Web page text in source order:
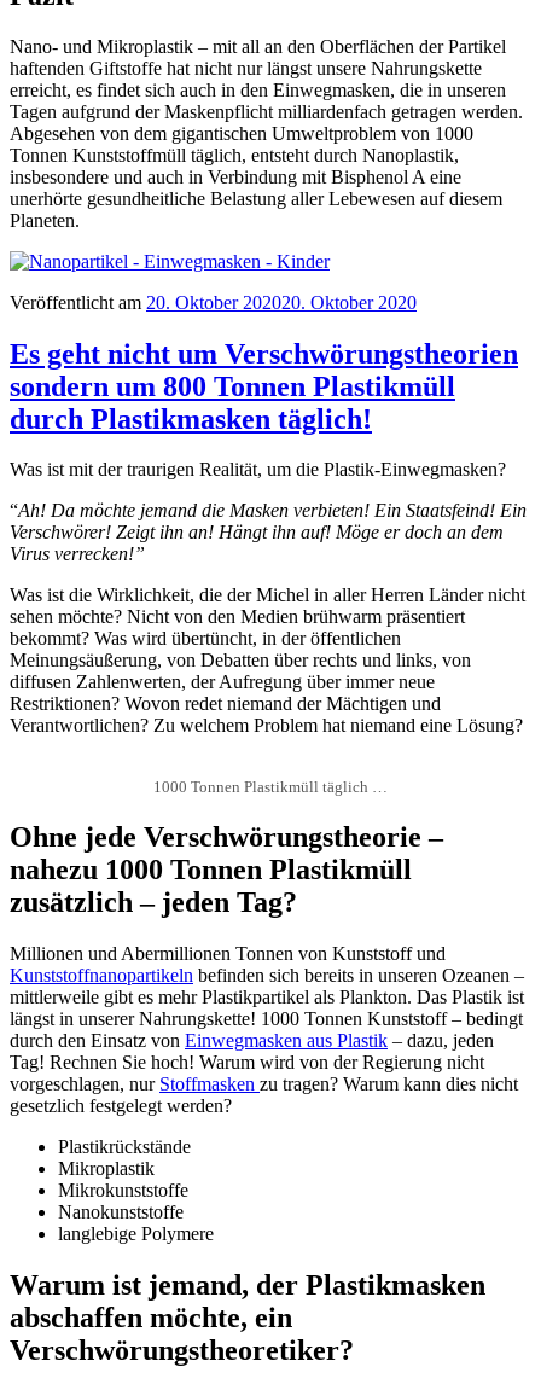
Nano- und Mikroplastik – mit all an den Oberflächen der Partikel
haftenden Giftstoffe hat nicht nur längst unsere Nahrungskette
erreicht, es findet sich auch in den Einwegmasken, die in unseren
Tagen aufgrund der Maskenpflicht milliardenfach getragen werden.
Abgesehen von dem gigantischen Umweltproblem von 1000
Tonnen Kunststoffmüll täglich, entsteht durch Nanoplastik,
insbesondere und auch in Verbindung mit Bisphenol A eine
unerhörte gesundheitliche Belastung aller Lebewesen auf diesem
Planeten.
Veröffentlicht am 20. Oktober 202020. Oktober 2020
Es geht nicht um Verschwörungstheorien
sondern um 800 Tonnen Plastikmüll
durch Plastikmasken täglich!
Was ist mit der traurigen Realität, um die Plastik-Einwegmasken?
“Ah! Da möchte jemand die Masken verbieten! Ein Staatsfeind! Ein
Verschwörer! Zeigt ihn an! Hängt ihn auf! Möge er doch an dem
Virus verrecken!”
Was ist die Wirklichkeit, die der Michel in aller Herren Länder nicht
sehen möchte? Nicht von den Medien brühwarm präsentiert
bekommt? Was wird übertüncht, in der öffentlichen
Meinungsäußerung, von Debatten über rechts und links, von
diffusen Zahlenwerten, der Aufregung über immer neue
Restriktionen? Wovon redet niemand der Mächtigen und
Verantwortlichen? Zu welchem Problem hat niemand eine Lösung?
1000 Tonnen Plastikmüll täglich …
Ohne jede Verschwörungstheorie –
nahezu 1000 Tonnen Plastikmüll
zusätzlich – jeden Tag?
Millionen und Abermillionen Tonnen von Kunststoff und
Kunststoffnanopartikeln befinden sich bereits in unseren Ozeanen –
mittlerweile gibt es mehr Plastikpartikel als Plankton. Das Plastik ist
längst in unserer Nahrungskette! 1000 Tonnen Kunststoff – bedingt
durch den Einsatz von Einwegmasken aus Plastik – dazu, jeden
Tag! Rechnen Sie hoch! Warum wird von der Regierung nicht
vorgeschlagen, nur Stoffmasken zu tragen? Warum kann dies nicht
gesetzlich festgelegt werden?
Plastikrückstände
Mikroplastik
Mikrokunststoffe
Nanokunststoffe
langlebige Polymere
Warum ist jemand, der Plastikmasken
abschaffen möchte, ein
Verschwörungstheoretiker?